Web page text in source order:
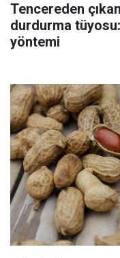
Tencereden
durdurma
yöntemi